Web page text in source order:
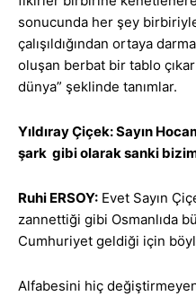
sonucunda her şey
çalışıldığından ortaya
oluşan berbat bir tablo
dünya” şeklinde tanımlar.
Yıldıray Çiçek: Sayın
şark gibi olarak sanki
Ruhi ERSOY: Evet Sayın
zannettiği gibi Osmanlıda
Cumhuriyet geldiği için
Alfabesini hiç